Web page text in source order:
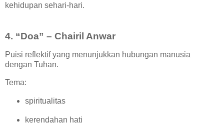
kehidupan sehari-hari.
4. “Doa” – Chairil Anwar
Puisi reflektif yang menunjukkan hubungan manusia
dengan Tuhan.
Tema:
spiritualitas
kerendahan hati